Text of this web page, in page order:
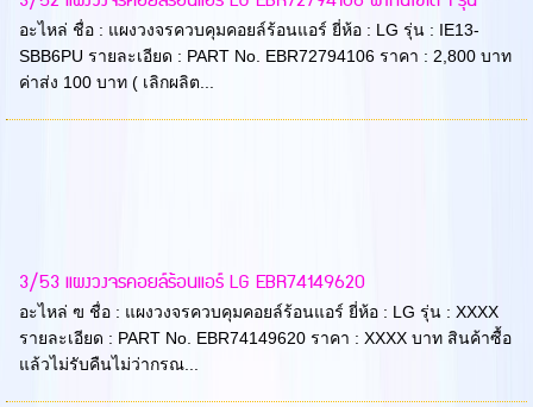
อะไหล่ ชื่อ : แผงวงจรควบคุมคอยล์ร้อนแอร์ ยี่ห้อ : LG รุ่น : IE13-
SBB6PU รายละเอียด : PART No. EBR72794106 ราคา : 2,800 บาท
ค่าส่ง 100 บาท ( เลิกผลิต...
3/53 แผงวงจรคอยล์ร้อนแอร์ LG EBR74149620
อะไหล่ ฃ ชื่อ : แผงวงจรควบคุมคอยล์ร้อนแอร์ ยี่ห้อ : LG รุ่น : XXXX
รายละเอียด : PART No. EBR74149620 ราคา : XXXX บาท สินค้าซื้อ
แล้วไม่รับคืนไม่ว่ากรณ...